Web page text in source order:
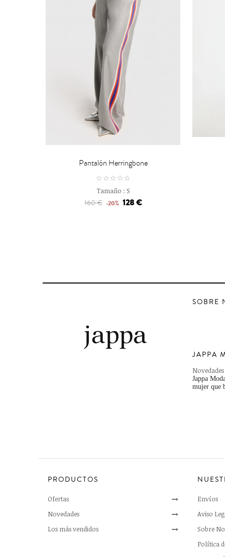
Pantalón Herringbone
Tamaño : S
160 € -20% 128 €
SOBRE
JAPPA
Jappa
mujer que
PRODUCTOS
Ofertas
Novedades
Los más vendidos
Envíos
Aviso
Sobre
Política